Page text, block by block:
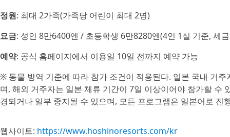
정원: 최대 2가족(가족당 어린이 최대 2명)
요금: 성인 8만6400엔 / 초등학생 6만8280엔(4인 1실 기준, 세
예약: 공식 홈페이지에서 이용일 10일 전까지 예약 가능
※ 동물 방역 기준에 따라 참가 조건이 적용된다. 일본 국내 거
며, 해외 거주자는 일본 체류 기간이 7일 이상이어야 참가할 수
경되거나 일부 중지될 수 있으며, 모든 프로그램은 일본어로 진
웹사이트: https://www.hoshinoresorts.com/kr